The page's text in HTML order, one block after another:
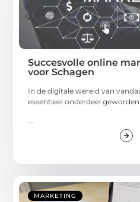
Succesvolle online
voor Schagen
In de digitale wereld van
essentieel onderdeel
...
MARKETING